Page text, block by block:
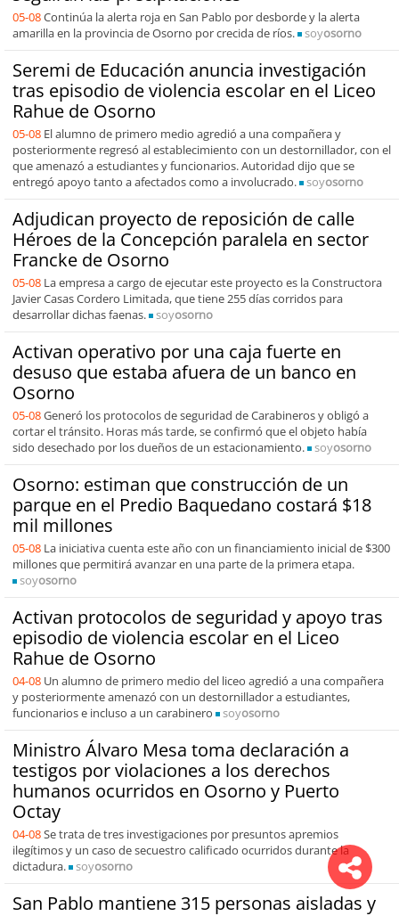
05-08Continúa la alerta roja en San Pablo por desborde y la alerta
amarilla en la provincia de Osorno por crecida de ríos.
soyosorno
Seremi de Educación anuncia investigación
tras episodio de violencia escolar en el Liceo
Rahue de Osorno
05-08 El alumno de primero medio agredió a una compañera y
posteriormente regresó al establecimiento con un destornillador, con el
que amenazó a estudiantes y funcionarios. Autoridad dijo que se
entregó apoyo tanto a afectados como a involucrado.
soyosorno
Adjudican proyecto de reposición de calle
Héroes de la Concepción paralela en sector
Francke de Osorno
05-08 La empresa a cargo de ejecutar este proyecto es la Constructora
Javier Casas Cordero Limitada, que tiene 255 días corridos para
desarrollar dichas faenas.
soyosorno
Activan operativo por una caja fuerte en
desuso que estaba afuera de un banco en
Osorno
05-08Generó los protocolos de seguridad de Carabineros y obligó a
cortar el tránsito. Horas más tarde, se confirmó que el objeto había
sido desechado por los dueños de un estacionamiento.
soyosorno
Osorno: estiman que construcción de un
parque en el Predio Baquedano costará $18
mil millones
05-08 La iniciativa cuenta este año con un financiamiento inicial de $300
millones que permitirá avanzar en una parte de la primera etapa.
soyosorno
Activan protocolos de seguridad y apoyo tras
episodio de violencia escolar en el Liceo
Rahue de Osorno
04-08 Un alumno de primero medio del liceo agredió a una compañera
y posteriormente amenazó con un destornillador a estudiantes,
funcionarios e incluso a un carabinero
soyosorno
Ministro Álvaro Mesa toma declaración a
testigos por violaciones a los derechos
humanos ocurridos en Osorno y Puerto
Octay
04-08Se trata de tres investigaciones por presuntos apremios
ilegítimos y un caso de secuestro calificado ocurridos durante la
dictadura.
soyosorno
San Pablo mantiene 315 personas aisladas y